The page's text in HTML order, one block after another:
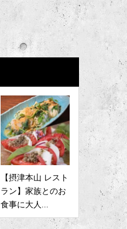
【摂津本山 レスト
ラン】家族とのお
食事に大人...